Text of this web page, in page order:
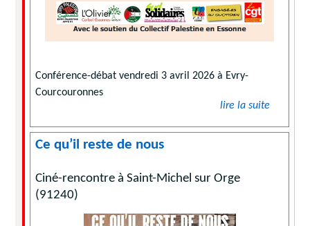
Conférence-débat vendredi 3 avril 2026 à Evry-
Courcouronnes
lire la suite
Ce qu’il reste de nous
Ciné-rencontre à Saint-Michel sur Orge
(91240)